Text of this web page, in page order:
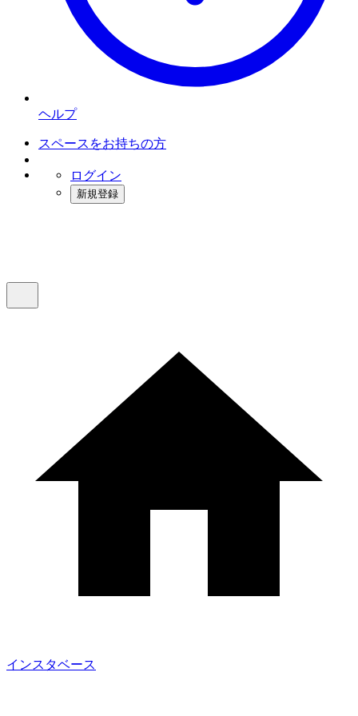
ヘルプ
スペースをお持ちの方
ログイン
新規登録
インスタベース